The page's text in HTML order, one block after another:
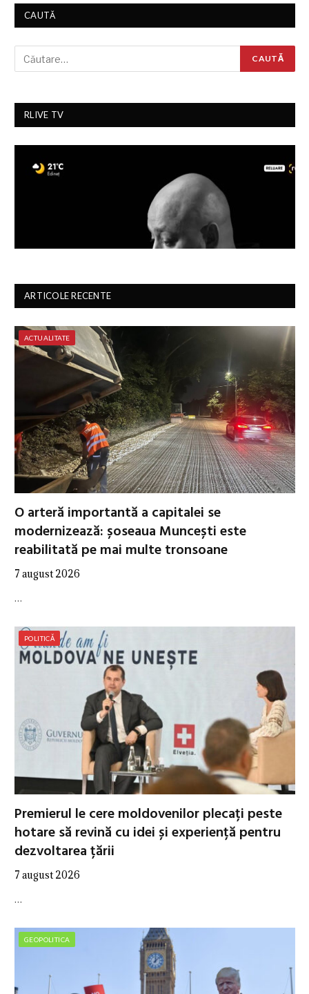
CAUTĂ
RLIVE TV
ARTICOLE RECENTE
ACTUALITATE
O arteră importantă a capitalei se
modernizează: șoseaua Muncești este
reabilitată pe mai multe tronsoane
7 august 2026
…
POLITICĂ
Premierul le cere moldovenilor plecați peste
hotare să revină cu idei și experiență pentru
dezvoltarea țării
7 august 2026
…
GEOPOLITICA